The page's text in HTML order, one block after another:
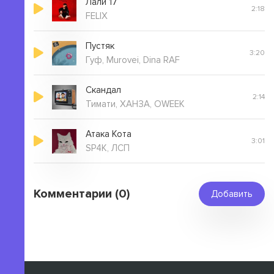
FELIX
2:18
Пустяк
Гуф, Murovei, Dina RAF
3:20
Скандал
Тимати, ХАНЗА, OWEEK
2:14
Атака Кота
SP4K, ЛСП
3:01
Комментарии (0) Добавить